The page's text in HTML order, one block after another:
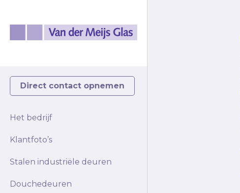
Direct contact opnemen
Het bedrijf
Klantfoto’s
Stalen industriële deuren
Douchedeuren